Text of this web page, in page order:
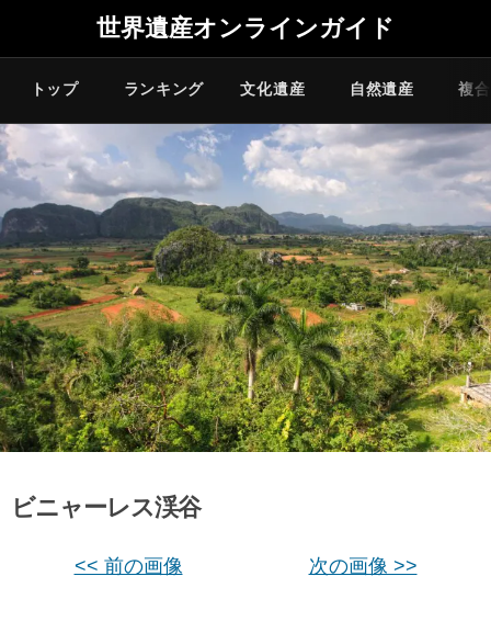
世界遺産オンラインガイド
トップ ランキング 文化遺産 自然遺産 複
ビニャーレス渓谷
<< 前の画像 次の画像 >>